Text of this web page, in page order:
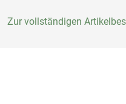
Zur vollständigen